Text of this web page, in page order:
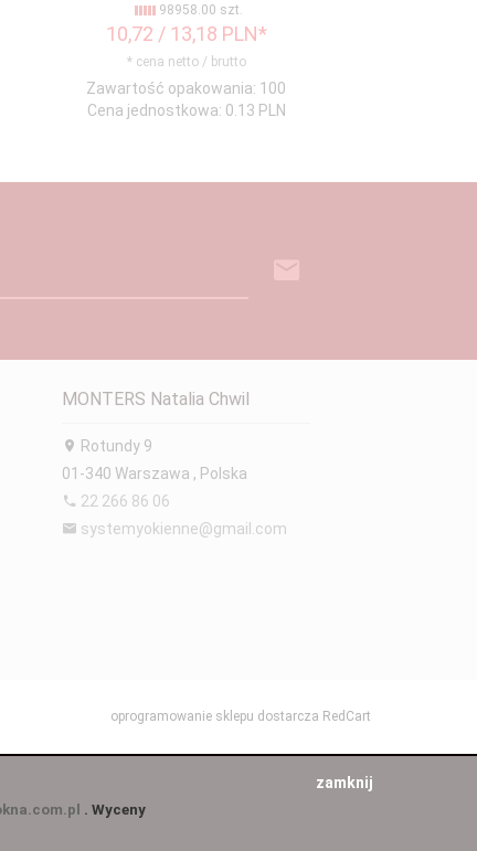
98958.00 szt.
10,72 / 13,18 PLN*
* cena netto / brutto
Zawartość opakowania: 100
Cena jednostkowa: 0.13 PLN
MONTERS Natalia Chwil
Rotundy 9
01-340 Warszawa , Polska
22 266 86 06
systemyokienne@gmail.com
oprogramowanie sklepu dostarcza RedCart
. Wyceny
zamknij